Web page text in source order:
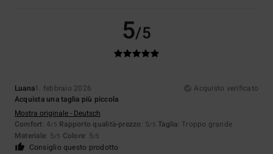
5/5
Luana1. febbraio 2026
Acquisto verificato
Acquista una taglia più piccola
Mostra originale - Deutsch
Comfort: 4/5 Rapporto qualità-prezzo: 5/5 Taglia: Troppo grande
Materiale: 5/5 Colore: 5/5
Consiglio questo prodotto